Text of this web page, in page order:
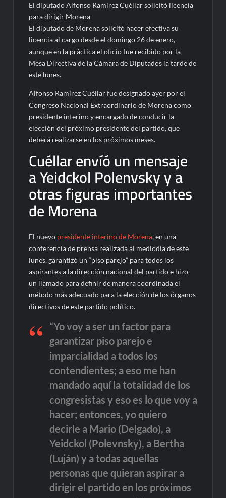
El diputado Alfonso Ramírez Cuéllar solicitó licencia
para dirigir Morena
El diputado de Morena solicitó hacer efectiva su
licencia al cargo desde el domingo 26 de enero,
aunque en la práctica el oficio fue recibido por la
Mesa Directiva de la Cámara de Diputados la tarde de
este lunes.
Alfonso Ramírez Cuéllar fue designado ayer por el
Congreso Nacional Extraordinario de Morena como
presidente interino y encargado de conducir la
elección del próximo presidente del partido, que
deberá realizarse en los próximos meses.
Cuéllar envíó un mensaje
a Yeidckol Polenvsky y a
otras figuras importantes
de Morena
El nuevo presidente interino de Morena, en una
conferencia de prensa realizada al mediodía de este
lunes, garantizó un “piso parejo” para todos los
aspirantes a la dirección nacional del partido e hizo
un llamado para definir de manera coordinada el
método más adecuado para la elección de los órganos
directivos de este partido político.
“Yo voy a ser un factor para
garantizar piso parejo e
imparcialidad a todos los
contendientes; a eso me han
mandado aquí la totalidad de los
congresistas y eso es lo que voy a
hacer; entonces, yo quiero
decirle a Mario (Delgado), a
Yeidckol (Polevnsky), a Bertha
(Luján) y a todas aquellas
personas que quieran aspirar a
dirigir el partido en los próximos